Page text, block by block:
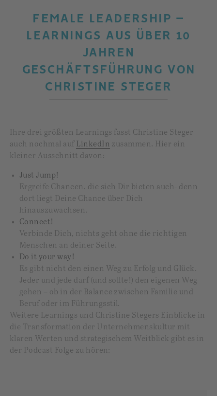
FEMALE LEADERSHIP –
LEARNINGS AUS ÜBER 10
JAHREN
GESCHÄFTSFÜHRUNG VON
CHRISTINE STEGER
Ihre drei größten Learnings fasst Christine Steger
auch nochmal auf LinkedIn zusammen. Hier ein
kleiner Ausschnitt davon:
Just Jump!
Ergreife Chancen, die sich Dir bieten auch- denn
dort liegt Deine Chance über Dich
hinauszuwachsen.
Connect!
Verbinde Dich, nichts geht ohne die richtigen
Menschen an deiner Seite.
Do it your way!
Es gibt nicht den einen Weg zu Erfolg und Glück.
Jeder und jede darf (und sollte!) den eigenen Weg
gehen – ob in der Balance zwischen Familie und
Beruf oder im Führungsstil.
Weitere Learnings und Christine Stegers Einblicke in
die Transformation der Unternehmenskultur mit
klaren Werten und strategischem Weitblick gibt es in
der Podcast Folge zu hören: